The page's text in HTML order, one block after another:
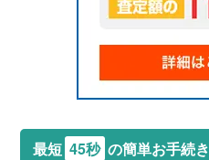
最短 45秒 の簡単お手続き